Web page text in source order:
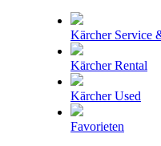
Kärcher Service
Kärcher Rental
Kärcher Used
Favorieten